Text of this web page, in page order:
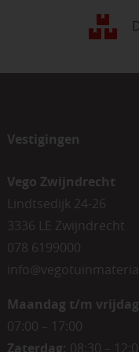
Vestigingen
Vego Zwijndrecht
Lindtsedijk 24-26
3336 LE Zwijndrecht
078 6199000
Maandag t/m
07:00 – 17:00
Zaterdag: 08:30 –